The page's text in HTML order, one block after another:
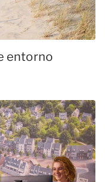
entorno